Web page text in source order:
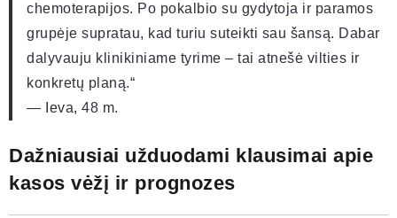
chemoterapijos. Po pokalbio su gydytoja ir paramos
grupėje supratau, kad turiu suteikti sau šansą. Dabar
dalyvauju klinikiniame tyrime – tai atnešė vilties ir
konkretų planą.“
— Ieva, 48 m.
Dažniausiai užduodami klausimai apie
kasos vėžį ir prognozes